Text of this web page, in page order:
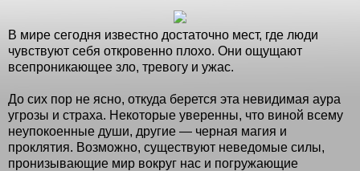
В мире сегодня известно достаточно мест, где люди
чувствуют себя откровенно плохо. Они ощущают
всепроникающее зло, тревогу и ужас.
До сих пор не ясно, откуда берется эта невидимая аура
угрозы и страха. Некоторые уверенны, что виной всему
неупокоенные души, другие — черная магия и
проклятия. Возможно, существуют неведомые силы,
пронизывающие мир вокруг нас и погружающие